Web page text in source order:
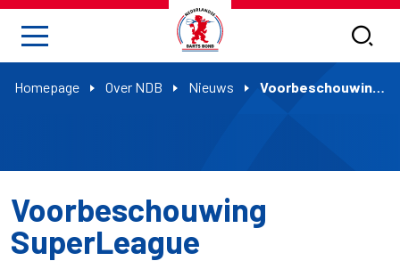
Homepage Over NDB Nieuws Voorbeschouwing SuperLeague
Voorbeschouwing
SuperLeague